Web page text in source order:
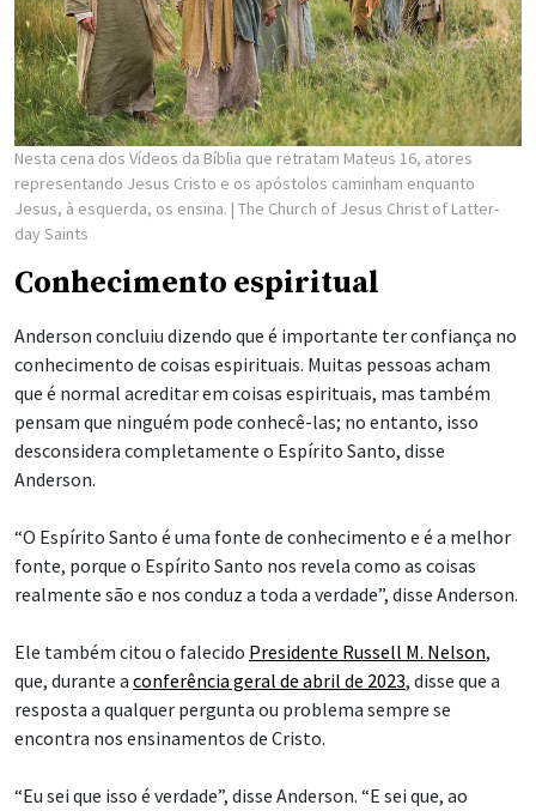
Nesta cena dos Vídeos da Bíblia que retratam Mateus 16, atores
representando Jesus Cristo e os apóstolos caminham enquanto
Jesus, à esquerda, os ensina. | The Church of Jesus Christ of Latter-
day Saints
Conhecimento espiritual
Anderson concluiu dizendo que é importante ter confiança no
conhecimento de coisas espirituais. Muitas pessoas acham
que é normal acreditar em coisas espirituais, mas também
pensam que ninguém pode conhecê-las; no entanto, isso
desconsidera completamente o Espírito Santo, disse
Anderson.
“O Espírito Santo é uma fonte de conhecimento e é a melhor
fonte, porque o Espírito Santo nos revela como as coisas
realmente são e nos conduz a toda a verdade”, disse Anderson.
Ele também citou o falecido Presidente Russell M. Nelson,
que, durante a conferência geral de abril de 2023, disse que a
resposta a qualquer pergunta ou problema sempre se
encontra nos ensinamentos de Cristo.
“Eu sei que isso é verdade”, disse Anderson. “E sei que, ao